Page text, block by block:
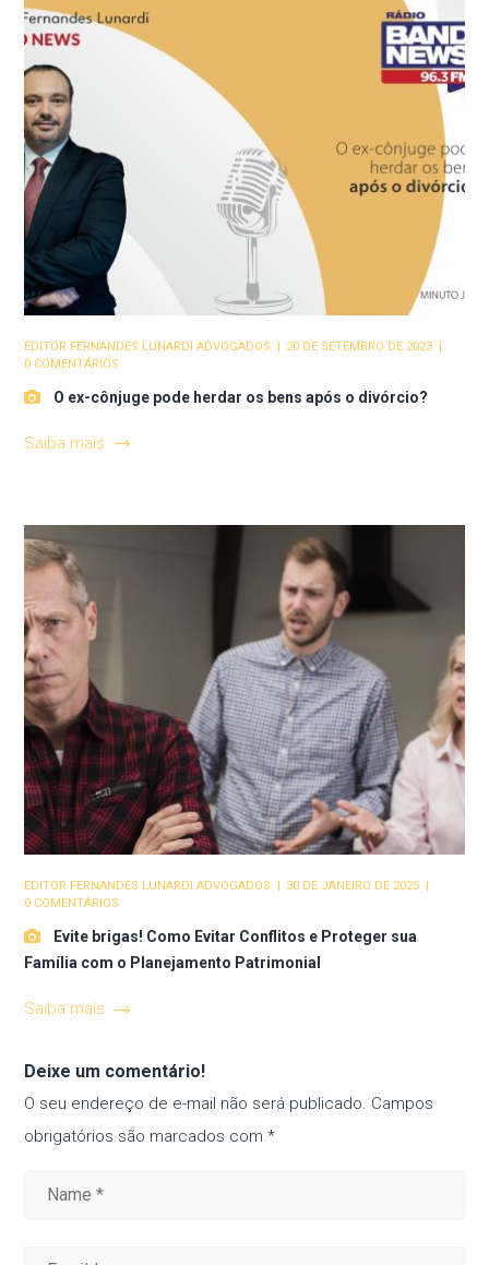
EDITOR FERNANDES LUNARDI ADVOGADOS
20 DE SETEMBRO DE 2023
0 COMENTÁRIOS
O ex-cônjuge pode herdar os bens após o divórcio?
Saiba mais
EDITOR FERNANDES LUNARDI ADVOGADOS
30 DE JANEIRO DE 2025
0 COMENTÁRIOS
Evite brigas! Como Evitar Conflitos e Proteger sua
Família com o Planejamento Patrimonial
Saiba mais
Deixe um comentário!
O seu endereço de e-mail não será publicado. Campos
obrigatórios são marcados com*